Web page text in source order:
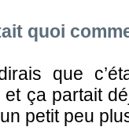
quoi
que
ça partait
petit peu